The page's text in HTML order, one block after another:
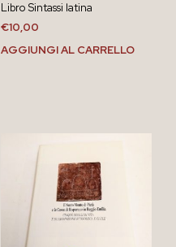
Libro Sintassi latina
€10,00
AGGIUNGI AL CARRELLO